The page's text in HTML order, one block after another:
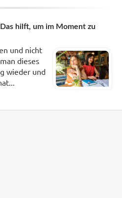
hilft, um im Moment zu
und nicht
dieses
wieder und